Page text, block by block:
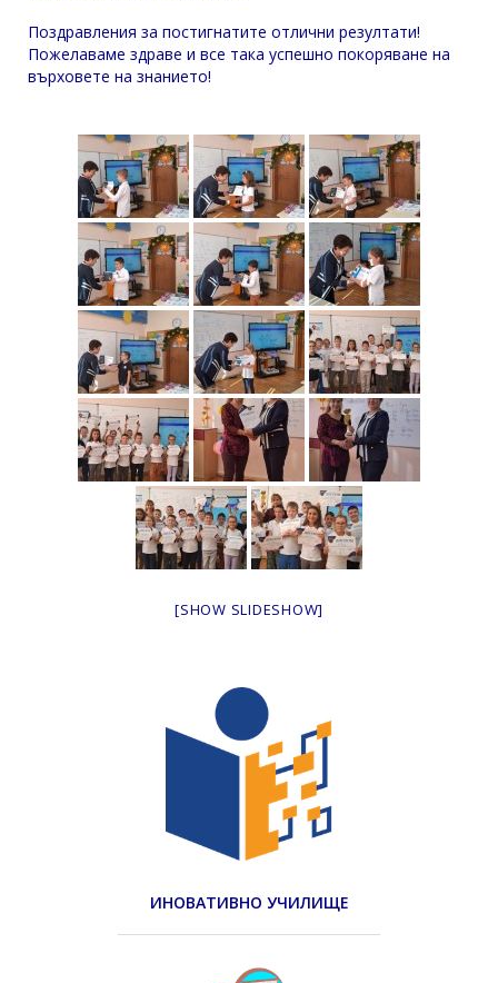
Поздравления за постигнатите отлични резултати!
Пожелаваме здраве и все така успешно покоряване на
върховете на знанието!
[SHOW SLIDESHOW]
ИНОВАТИВНО УЧИЛИЩЕ